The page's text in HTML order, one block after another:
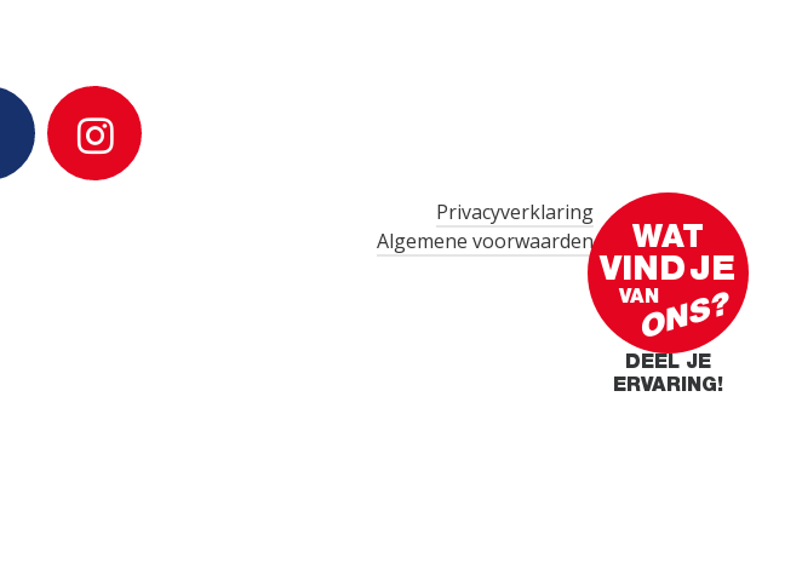
Privacyverklaring
Algemene voorwaarden
WAT
VINDJE
VANONS?
DEEL JE
ERVARING!